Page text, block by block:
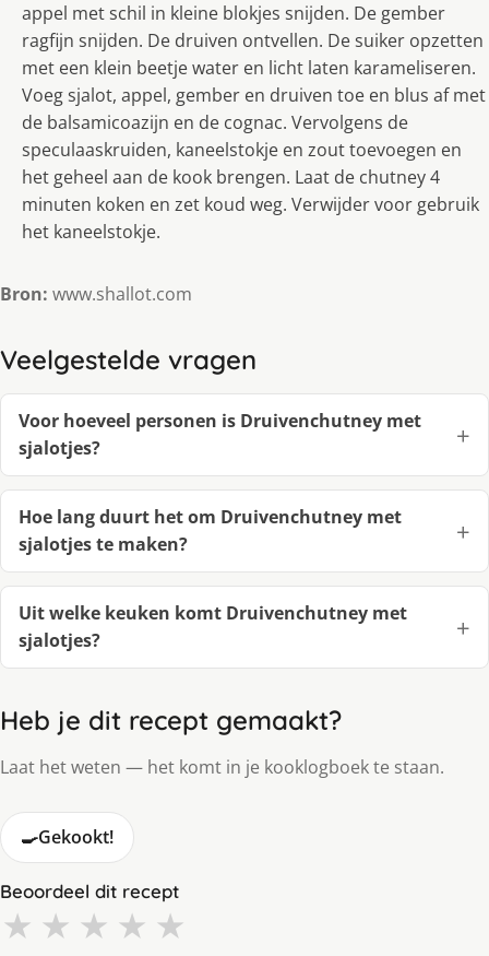
appel met schil in kleine blokjes snijden. De gember
ragfijn snijden. De druiven ontvellen. De suiker opzetten
met een klein beetje water en licht laten karameliseren.
Voeg sjalot, appel, gember en druiven toe en blus af met
de balsamicoazijn en de cognac. Vervolgens de
speculaaskruiden, kaneelstokje en zout toevoegen en
het geheel aan de kook brengen. Laat de chutney 4
minuten koken en zet koud weg. Verwijder voor gebruik
het kaneelstokje.
Bron: www.shallot.com
Veelgestelde vragen
Voor hoeveel personen is Druivenchutney met
sjalotjes?
Hoe lang duurt het om Druivenchutney met
sjalotjes te maken?
Uit welke keuken komt Druivenchutney met
sjalotjes?
Heb je dit recept gemaakt?
Laat het weten — het komt in je kooklogboek te staan.
🍳Gekookt!
Beoordeel dit recept
★ ★ ★ ★ ★